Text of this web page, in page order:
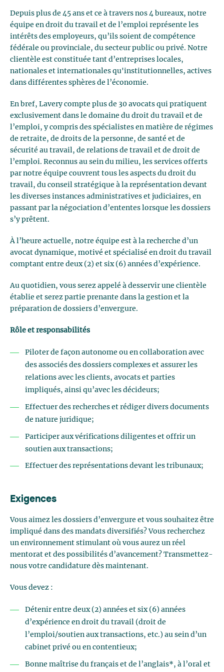
Depuis plus de 45 ans et ce à travers nos 4 bureaux, notre
équipe en droit du travail et de l’emploi représente les
intérêts des employeurs, qu’ils soient de compétence
fédérale ou provinciale, du secteur public ou privé. Notre
clientèle est constituée tant d’entreprises locales,
nationales et internationales qu'institutionnelles, actives
dans différentes sphères de l’économie.
En bref, Lavery compte plus de 30 avocats qui pratiquent
exclusivement dans le domaine du droit du travail et de
l’emploi, y compris des spécialistes en matière de régimes
de retraite, de droits de la personne, de santé et de
sécurité au travail, de relations de travail et de droit de
l’emploi. Reconnus au sein du milieu, les services offerts
par notre équipe couvrent tous les aspects du droit du
travail, du conseil stratégique à la représentation devant
les diverses instances administratives et judiciaires, en
passant par la négociation d’ententes lorsque les dossiers
s’y prêtent.
À l’heure actuelle, notre équipe est à la recherche d’un
avocat dynamique, motivé et spécialisé en droit du travail
comptant entre deux (2) et six (6) années d’expérience.
Au quotidien, vous serez appelé à desservir une clientèle
établie et serez partie prenante dans la gestion et la
préparation de dossiers d’envergure.
Rôle et responsabilités
Piloter de façon autonome ou en collaboration avec
des associés des dossiers complexes et assurer les
relations avec les clients, avocats et parties
impliqués, ainsi qu’avec les décideurs;
Effectuer des recherches et rédiger divers documents
de nature juridique;
Participer aux vérifications diligentes et offrir un
soutien aux transactions;
Effectuer des représentations devant les tribunaux;
Exigences
Vous aimez les dossiers d’envergure et vous souhaitez être
impliqué dans des mandats diversifiés? Vous recherchez
un environnement stimulant où vous aurez un réel
mentorat et des possibilités d’avancement? Transmettez-
nous votre candidature dès maintenant.
Vous devez :
Détenir entre deux (2) années et six (6) années
d’expérience en droit du travail (droit de
l’emploi/soutien aux transactions, etc.) au sein d’un
cabinet privé ou en contentieux;
Bonne maîtrise du français et de l’anglais*, à l’oral et